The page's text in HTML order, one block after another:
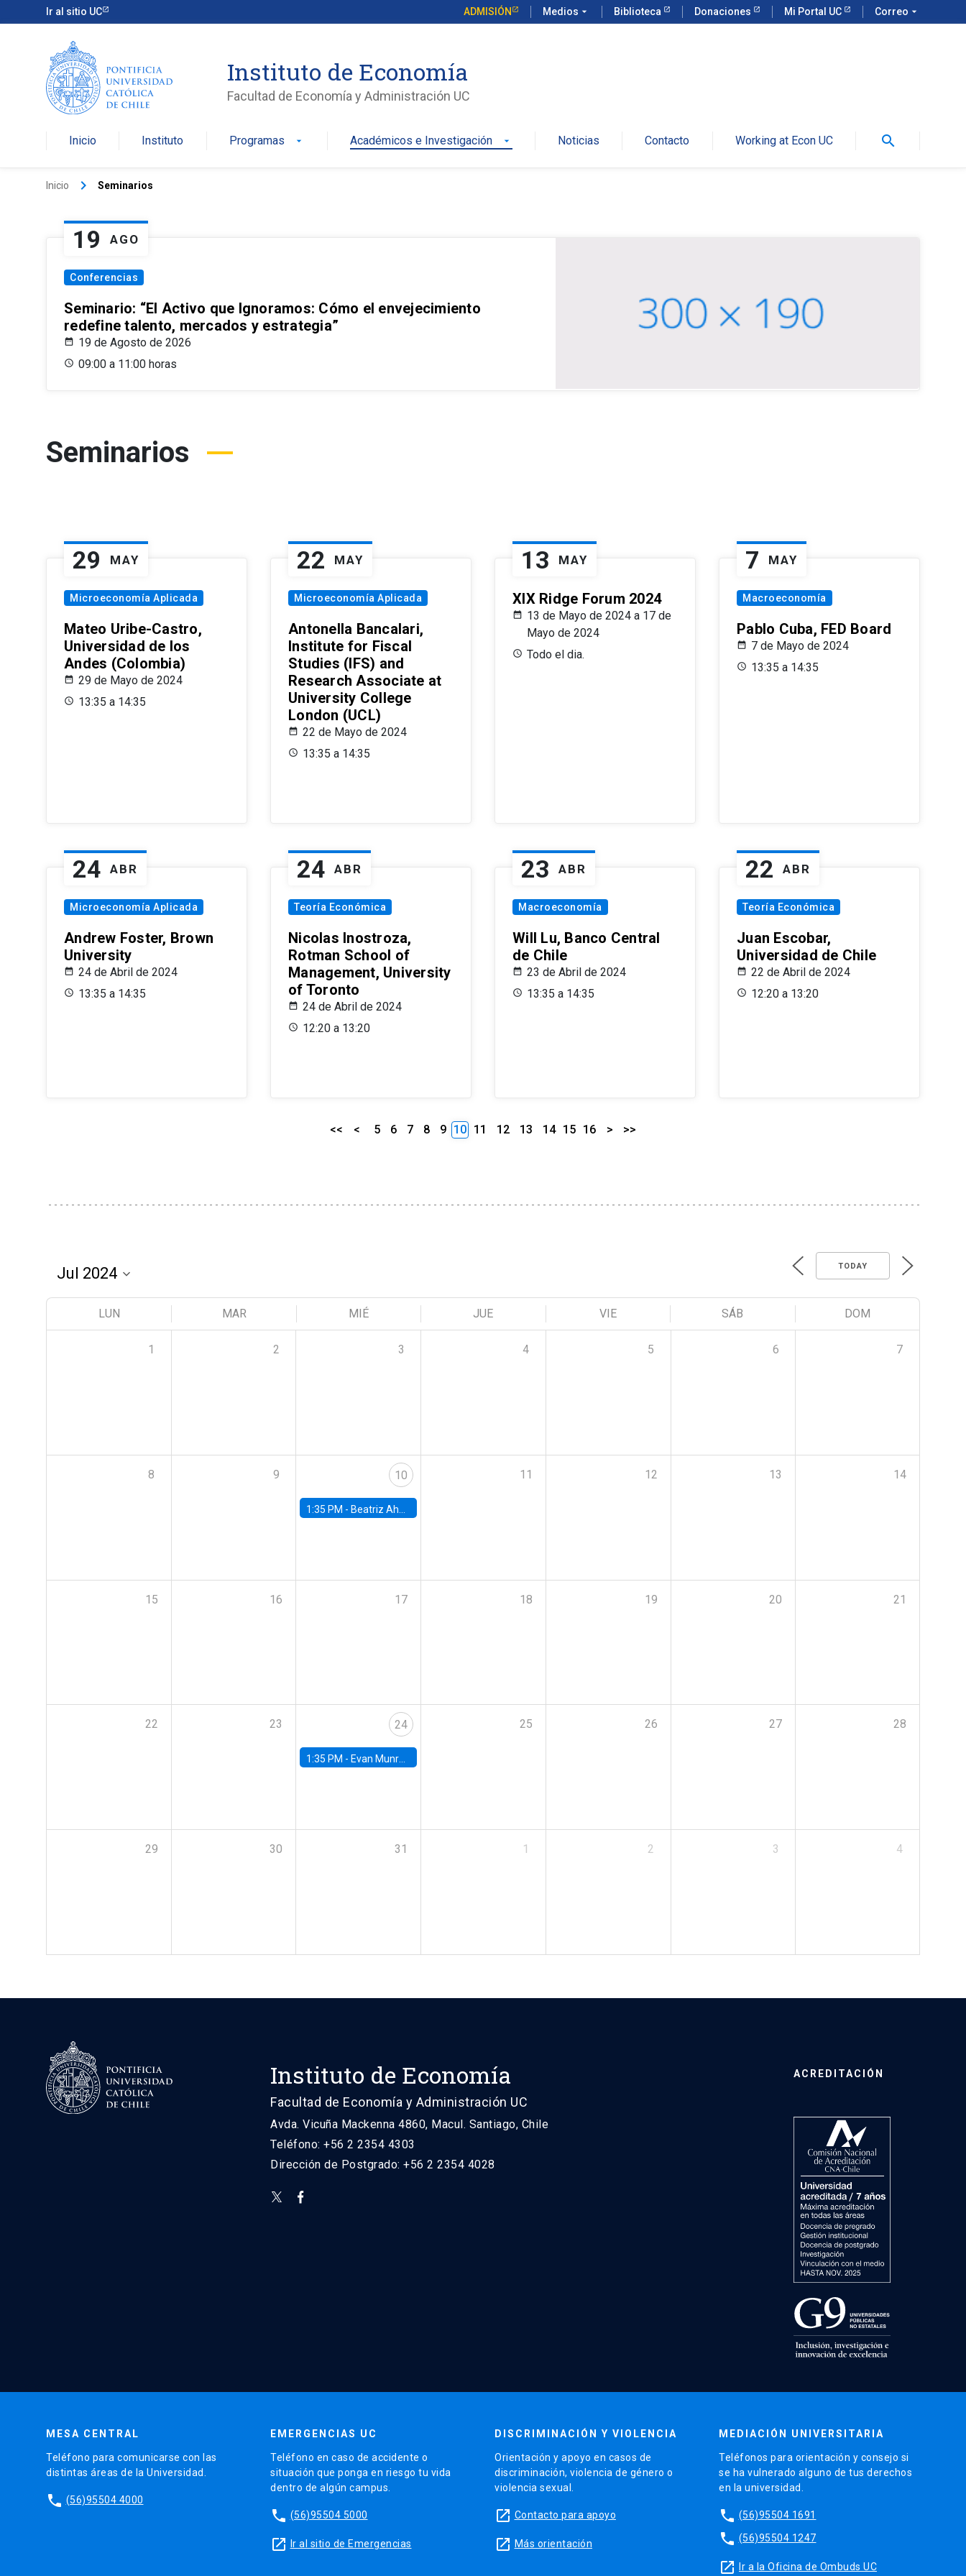
Ir al sitio UC ADMISIÓN Medios arrow_drop_down Biblioteca Donaciones Mi Portal UC Correo arrow_drop_down
Instituto de Economía
Facultad de Economía y Administración UC
Inicio Instituto Programas arrow_drop_down Académicos e Investigación arrow_drop_down Noticias Contacto Working at Econ UC search
Inicio keyboard_arrow_right Seminarios
19 AGO
Conferencias
Seminario: “El Activo que Ignoramos: Cómo el envejecimiento
redefine talento, mercados y estrategia”
19 de Agosto de 2026
09:00 a 11:00 horas
Seminarios
29 MAY
Microeconomía Aplicada
Mateo Uribe-Castro,
Universidad de los
Andes (Colombia)
29 de Mayo de 2024
13:35 a 14:35
22 MAY
Microeconomía Aplicada
Antonella Bancalari,
Institute for Fiscal
Studies (IFS) and
Research Associate at
University College
London (UCL)
22 de Mayo de 2024
13:35 a 14:35
13 MAY
XIX Ridge Forum 2024
13 de Mayo de 2024 a 17 de
Mayo de 2024
Todo el dia.
7 MAY
Macroeconomía
Pablo Cuba, FED Board
7 de Mayo de 2024
13:35 a 14:35
24 ABR
Microeconomía Aplicada
Andrew Foster, Brown
University
24 de Abril de 2024
13:35 a 14:35
24 ABR
Teoría Económica
Nicolas Inostroza,
Rotman School of
Management, University
of Toronto
24 de Abril de 2024
12:20 a 13:20
23 ABR
Macroeconomía
Will Lu, Banco Central
de Chile
23 de Abril de 2024
13:35 a 14:35
22 ABR
Teoría Económica
Juan Escobar,
Universidad de Chile
22 de Abril de 2024
12:20 a 13:20
<< < 5 6 7 8 9 10 11 12 13 14 15 16 > >>
TODAY
LUN MAR MIÉ JUE VIE SÁB DOM
1 2 3 4 5 6 7
8 9 10
1:35 PM - Beatriz Ahumada, PhD candidate, Universidad de Pittsburgh
11 12 13 14
15 16 17 18 19 20 21
22 23 24
1:35 PM - Evan Munro, Neyman Visiting Assistant Professor in the Department of Statistics at UC Berkeley
25 26 27 28
29 30 31 1 2 3 4
Instituto de Economía
Facultad de Economía y Administración UC
Avda. Vicuña Mackenna 4860, Macul. Santiago, Chile
Teléfono: +56 2 2354 4303
Dirección de Postgrado: +56 2 2354 4028
ACREDITACIÓN
MESA CENTRAL
Teléfono para comunicarse con las
distintas áreas de la Universidad.
phone (56)95504 4000
EMERGENCIAS UC
Teléfono en caso de accidente o
situación que ponga en riesgo tu vida
dentro de algún campus.
phone (56)95504 5000
launch Ir al sitio de Emergencias
DISCRIMINACIÓN Y VIOLENCIA
Orientación y apoyo en casos de
discriminación, violencia de género o
violencia sexual.
launch Contacto para apoyo
launch Más orientación
MEDIACIÓN UNIVERSITARIA
Teléfonos para orientación y consejo si
se ha vulnerado alguno de tus derechos
en la universidad.
phone (56)95504 1691
phone (56)95504 1247
launch Ir a la Oficina de Ombuds UC